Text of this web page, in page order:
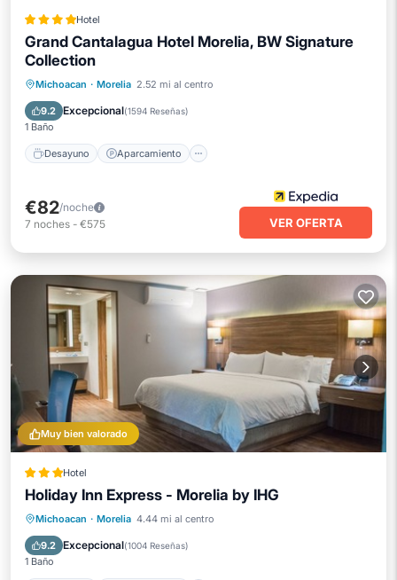
Hotel
Grand Cantalagua Hotel Morelia, BW Signature
Collection
Michoacan · Morelia 2.52 mi al centro
9.2 Excepcional(1594 Reseñas)
1 Baño
Desayuno Aparcamiento
Desayuno Aparcamiento
Spa
€82/noche
7 noches - €575 VER OFERTA
Muy bien valorado
Hotel
Holiday Inn Express - Morelia by IHG
Michoacan · Morelia 4.44 mi al centro
9.2 Excepcional(1004 Reseñas)
1 Baño
Desayuno Aparcamiento
Balcón/Terraza